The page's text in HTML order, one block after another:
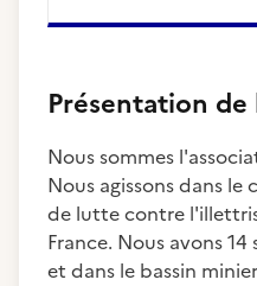
Présentation de
Nous sommes
Nous agissons dans
de lutte contre
France. Nous avons
et dans le bassin